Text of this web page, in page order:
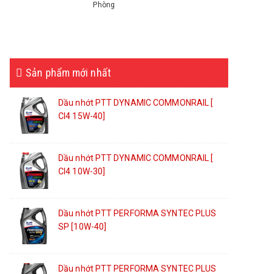
Phòng
Sản phẩm mới nhất
Dầu nhớt PTT DYNAMIC COMMONRAIL [
CI4 15W-40]
Dầu nhớt PTT DYNAMIC COMMONRAIL [
CI4 10W-30]
Dầu nhớt PTT PERFORMA SYNTEC PLUS
SP [10W-40]
Dầu nhớt PTT PERFORMA SYNTEC PLUS